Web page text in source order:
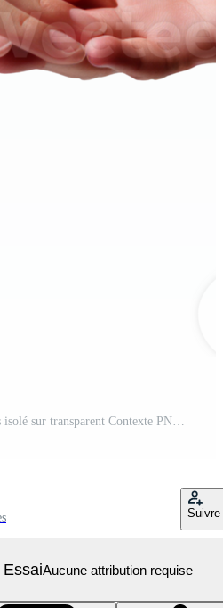
portion donnant deux mains isolé sur transparent Contexte PNG Pro
Suivre
Aucune attribution requise